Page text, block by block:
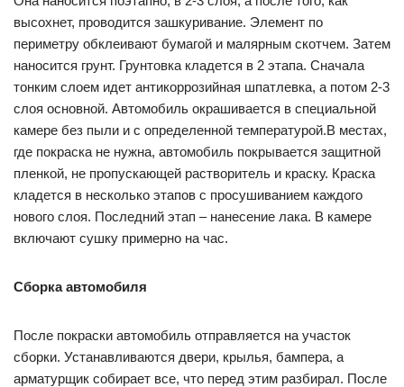
высохнет, проводится зашкуривание. Элемент по
периметру обклеивают бумагой и малярным скотчем. Затем
наносится грунт. Грунтовка кладется в 2 этапа. Сначала
тонким слоем идет антикоррозийная шпатлевка, а потом 2-3
слоя основной. Автомобиль окрашивается в специальной
камере без пыли и с определенной температурой.В местах,
где покраска не нужна, автомобиль покрывается защитной
пленкой, не пропускающей растворитель и краску. Краска
кладется в несколько этапов с просушиванием каждого
нового слоя. Последний этап – нанесение лака. В камере
включают сушку примерно на час.
Сборка автомобиля
После покраски автомобиль отправляется на участок
сборки. Устанавливаются двери, крылья, бампера, а
арматурщик собирает все, что перед этим разбирал. После